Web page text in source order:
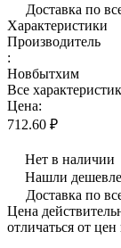
Доставка по
Характеристики
Производитель
:
Новбытхим
Все
Цена:
712.60 ₽
Нет в наличии
Нашли
Доставка по
Цена
отличаться от